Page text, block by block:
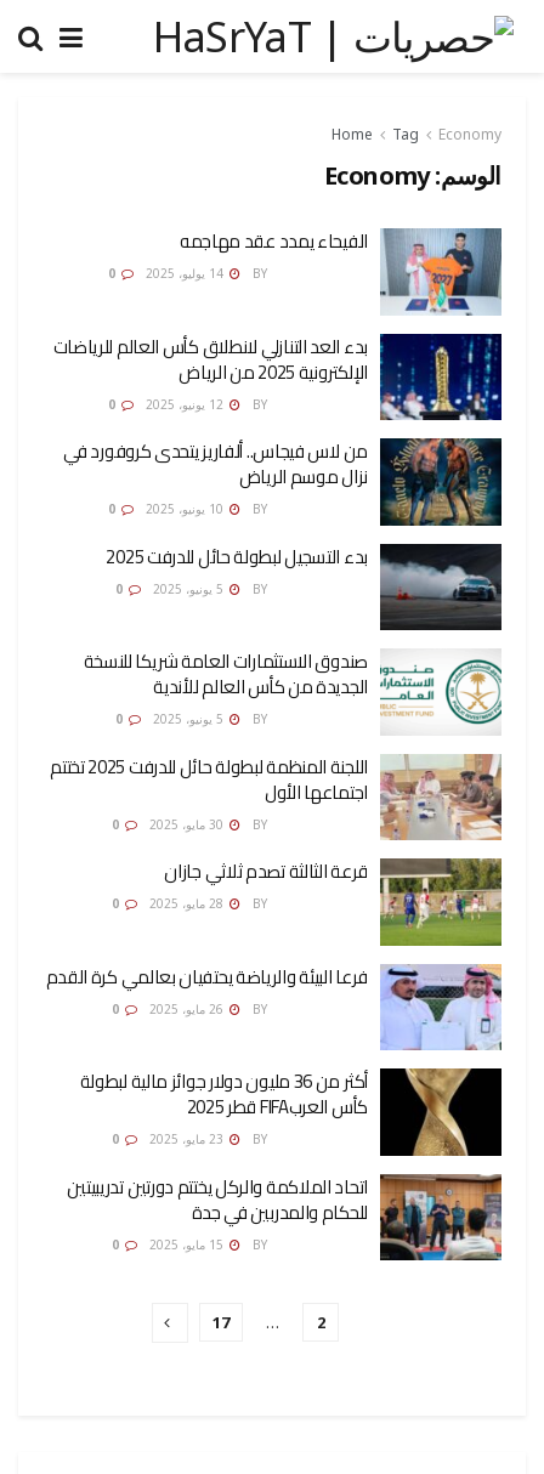
Home Tag Economy
الوسم:Economy
الفيحاء يمدد عقد مهاجمه
BY
بدء العد التنازلي لانطلاق كأس العالم للرياضات
الإلكترونية 2025 من الرياض
BY
من لاس فيجاس.. ألفاريز يتحدى كروفورد في
نزال موسم الرياض
BY
بدء التسجيل لبطولة حائل للدرفت 2025
BY
صندوق الاستثمارات العامة شريكا للنسخة
الجديدة من كأس العالم للأندية
BY
اللجنة المنظمة لبطولة حائل للدرفت 2025 تختتم
اجتماعها الأول
BY
قرعة الثالثة تصدم ثلاثي جازان
BY
فرعا البيئة والرياضة يحتفيان بعالمي كرة القدم
BY
أكثر من 36 مليون دولار جوائز مالية لبطولة
كأس العربFIFA قطر 2025
BY
اتحاد الملاكمة والركل يختتم دورتين تدريبيتين
للحكام والمدربين في جدة
BY
2
…
17